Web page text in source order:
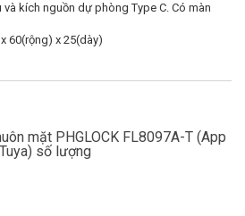
kích nguồn dự phòng Type C. Có màn
60(rộng) x 25(dày)
mặt PHGLOCK FL8097A-T (App
Tuya) số lượng